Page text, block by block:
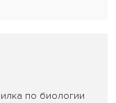
по биологии